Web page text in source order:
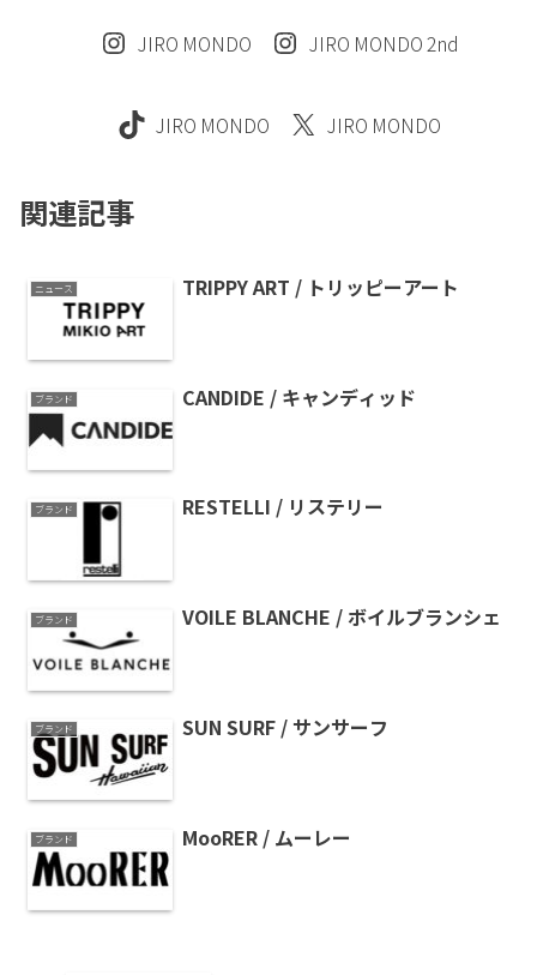
JIRO MONDO JIRO MONDO 2nd
JIRO MONDO JIRO MONDO
関連記事
ニュース TRIPPY ART / トリッピーアート
ブランド CANDIDE / キャンディッド
ブランド RESTELLI / リステリー
ブランド VOILE BLANCHE / ボイルブランシェ
ブランド SUN SURF / サンサーフ
ブランド MooRER / ムーレー